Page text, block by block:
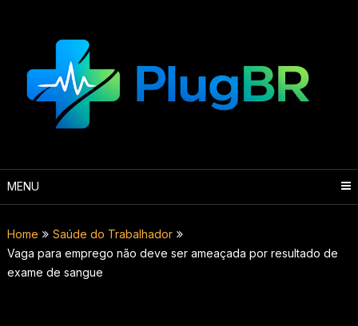
MENU
Home
Saúde do Trabalhador
Vaga para emprego não deve ser ameaçada por resultado de
exame de sangue